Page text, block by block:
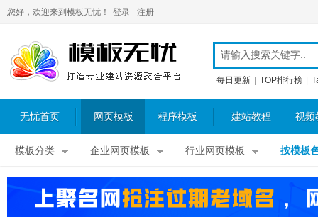
您好，欢迎来到模板无忧！ 登录 注册
每日更新 TOP排行榜
无忧首页 网页模板 程序模板 建站教程 视频
模板分类 企业网页模板 行业网页模板 按模板